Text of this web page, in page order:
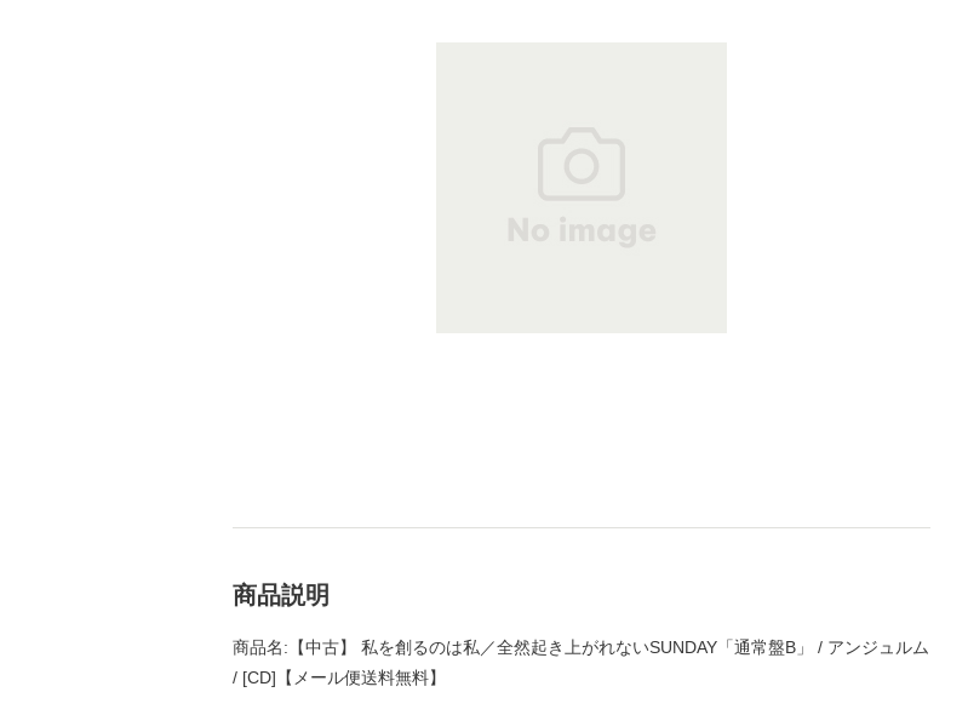
商品説明
商品名:【中古】 私を創るのは私／全然起き上がれないSUNDAY「通常盤B」 / アンジュルム
/ [CD]【メール便送料無料】